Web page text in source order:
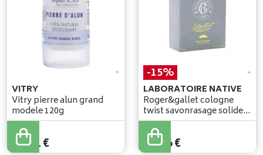
VITRY
Vitry pierre alun grand
modele 120g
11,01€
-15%
LABORATOIRE NATIVE
Roger&gallet cologne
twist savonrasage solide
100g
14,90
12,66€